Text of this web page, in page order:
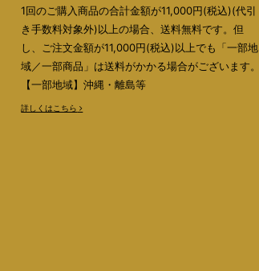
1回のご購入商品の合計金額が11,000円(税込)(代引
き手数料対象外)以上の場合、送料無料です。但
し、ご注文金額が11,000円(税込)以上でも「一部地
域／一部商品」は送料がかかる場合がございます。
【一部地域】沖縄・離島等
詳しくはこちら